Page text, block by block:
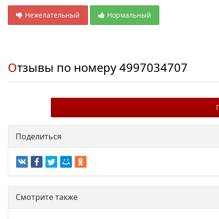
Нежелательный Нормальный
Отзывы по номеру4997034707
Поделиться
Смотрите также